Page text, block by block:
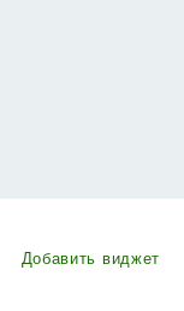
Добавить виджет